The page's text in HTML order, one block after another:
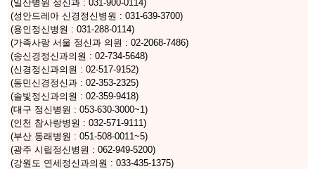
(일산병원 정신과 : 031-900-0114)
(성안드레아 신경정신병원 : 031-639-3700)
(용인정신병원 : 031-288-0114)
(가족사랑 서울 정신과 의원 : 02-2068-7486)
(송신경정신과의원 : 02-734-5648)
(신경정신과의원 : 02-517-9152)
(동민신경정신과 : 02-353-2325)
(솔빛정신과의원 : 02-359-9418)
(대구 정신병원 : 053-630-3000~1)
(인천 참사랑병원 : 032-571-9111)
(부산 동래병원 : 051-508-0011~5)
(광주 시립정신병원 : 062-949-5200)
(강원도 연세정신과의원 : 033-435-1375)